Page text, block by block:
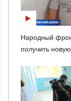
Народный
получить новую